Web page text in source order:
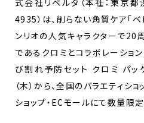
4935）は、削らない角質ケア「ベ
ンリオの人気キャラクターで20
であるクロミとコラボレーショ
び割れ予防セット クロミ パ
（木）から、全国のバラエティシ
ショップ・ECモールにて数量限